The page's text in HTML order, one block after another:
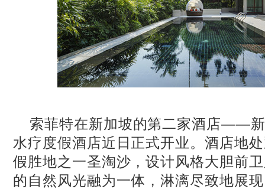
索菲特在新加坡的第二家酒店——
水疗度假酒店近日正式开业。酒店地
假胜地之一圣淘沙，设计风格大胆前
的自然风光融为一体，淋漓尽致地展